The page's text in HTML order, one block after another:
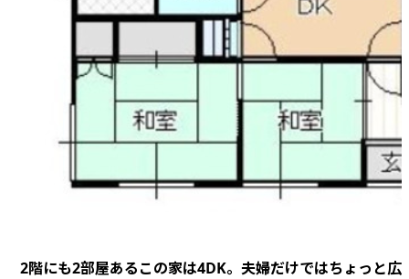
2階にも2部屋あるこの家は4DK。夫婦だけではちょっと広